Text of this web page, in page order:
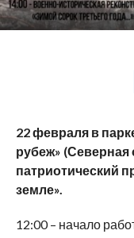
22 февраля в
рубеж»
патриотический
земле».
12:00 – начало